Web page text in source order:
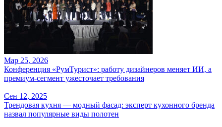
Мар 25, 2026
Конференция «РумТурист»: работу дизайнеров меняет ИИ, а
премиум-сегмент ужесточает требования
Сен 12, 2025
Трендовая кухня — модный фасад: эксперт кухонного бренда
назвал популярные виды полотен